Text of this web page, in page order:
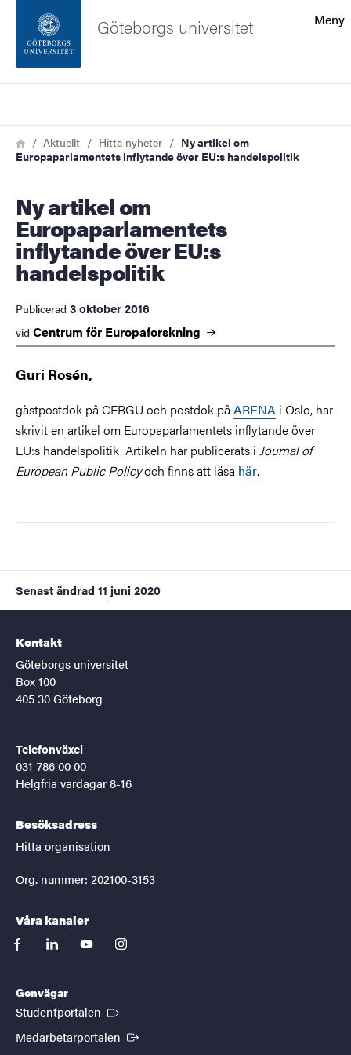
Sidfoten
Om webbplatsen
Meny
Göteborgs universitet
Länkstig
HemAktuellt Hitta nyheter
Ny artikel om
Europaparlamentets inflytande över EU:s handelspolitik
Ny artikel om
Europaparlamentets
inflytande över EU:s
handelspolitik
Publicerad 3 oktober 2016
vid Centrum för Europaforskning
Guri Rosén,
gästpostdok på CERGU och postdok på ARENA i Oslo, har
skrivit en artikel om Europaparlamentets inflytande över
EU:s handelspolitik. Artikeln har publicerats i Journal of
European Public Policyoch finns att läsa här.
Senast ändrad 11 juni 2020
Kontakt
Göteborgs universitet
Box 100
405 30 Göteborg
Telefonväxel
031-786 00 00
Helgfria vardagar 8-16
Besöksadress
Hitta organisation
Org. nummer: 202100-3153
Våra kanaler
facebooklinkedinyoutubeinstagram
Genvägar
Studentportalen (Extern länk)
Medarbetarportalen (Extern länk)